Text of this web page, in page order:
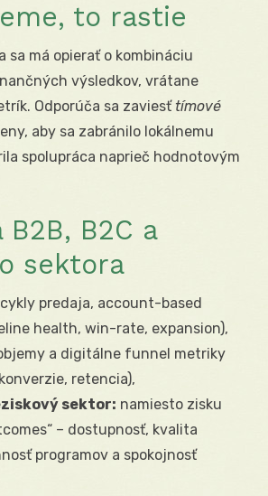
to rastie
sa má opierať o kombináciu
výsledkov, vrátane
Odporúča sa zaviesť tímové
aby sa zabránilo lokálnemu
spolupráca naprieč hodnotovým
B2C a
sektora
predaja, account-based
health, win-rate, expansion),
a digitálne funnel metriky
retencia),
sektor: namiesto zisku
– dostupnosť, kvalita
programov a spokojnosť